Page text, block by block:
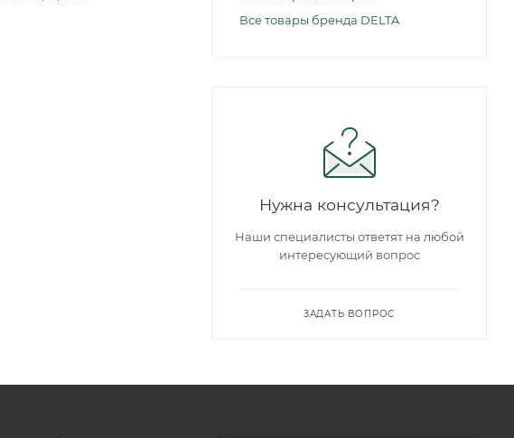
Все товары бренда DELTA
Нужна консультация?
Наши специалисты ответят на любой
интересующий вопрос
ЗАДАТЬ ВОПРОС